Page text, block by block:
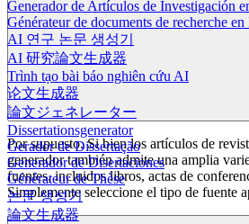
Generador de Artículos de Investigación
Générateur de documents de recherche en
AI 연구 논문 생성기
AI 研究論文生成器
Trình tạo bài báo nghiên cứu AI
论文生成器
論文ジェネレーター
Dissertationsgenerator
Gerador de Dissertação
Generador de Disertaciones
Générateur de Thèse
논문 생성기
論文生成器
Por supuesto. Si bien los artículos de
generador también admite una amplia
fuentes, incluidos libros, actas de
Simplemente seleccione el tipo de fuente